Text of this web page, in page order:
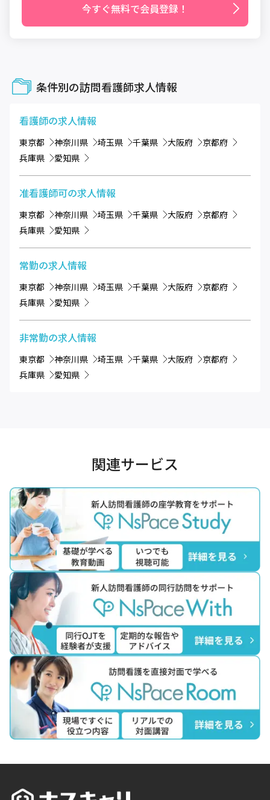
今すぐ無料で会員登録！
条件別の訪問看護師求人情報
看護師の求人情報
東京都 神奈川県 埼玉県 千葉県 大阪府
京都府
兵庫県
愛知県
准看護師可の求人情報
東京都 神奈川県 埼玉県 千葉県 大阪府
京都府
兵庫県
愛知県
常勤の求人情報
東京都 神奈川県 埼玉県 千葉県 大阪府
京都府
兵庫県
愛知県
非常勤の求人情報
東京都 神奈川県 埼玉県 千葉県 大阪府
京都府
兵庫県
愛知県
関連サービス